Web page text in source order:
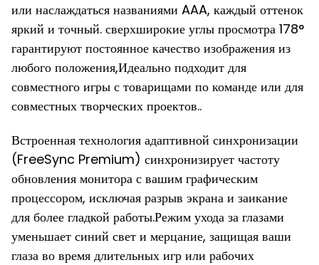
или наслаждаться названиями AAA, каждый оттенок
яркий и точный. сверхширокие углы просмотра 178°
гарантируют постоянное качество изображения из
любого положения,Идеально подходит для
совместного игры с товарищами по команде или для
совместных творческих проектов..
Встроенная технология адаптивной синхронизации
(FreeSync Premium) синхронизирует частоту
обновления монитора с вашим графическим
процессором, исключая разрыв экрана и заикание
для более гладкой работы.Режим ухода за глазами
уменьшает синий свет и мерцание, защищая ваши
глаза во время длительных игр или рабочих